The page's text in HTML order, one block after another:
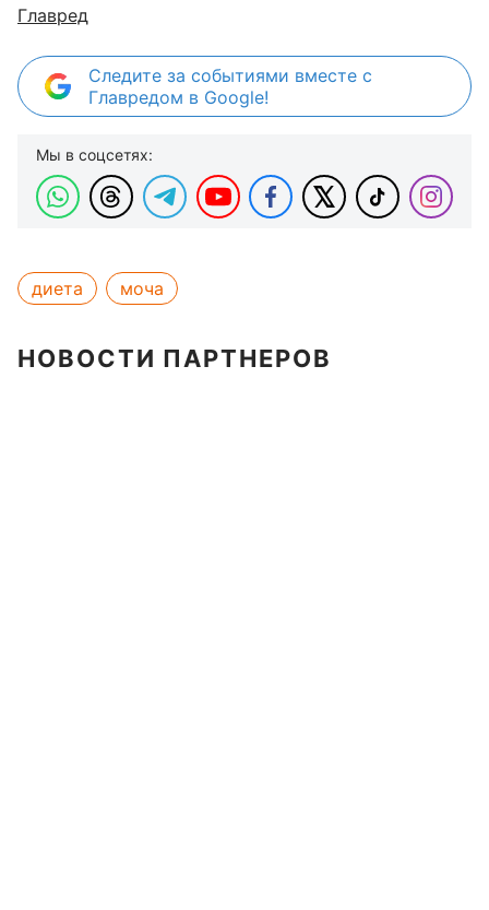
Главред
Следите за событиями вместе с
Главредом в Google!
Мы в соцсетях:
диета моча
НОВОСТИ ПАРТНЕРОВ